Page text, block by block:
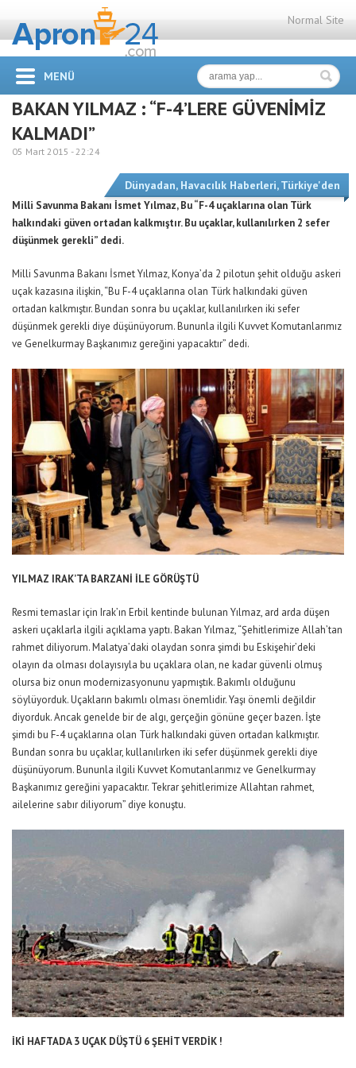
Normal Site
MENÜ
BAKAN YILMAZ : “F-4’LERE GÜVENİMİZ
KALMADI”
05 Mart 2015 -22:24
Dünyadan, Havacılık Haberleri,Türkiye'den
Milli Savunma Bakanı İsmet Yılmaz, Bu “F-4 uçaklarına olan Türk
halkındaki güven ortadan kalkmıştır. Bu uçaklar, kullanılırken 2 sefer
düşünmek gerekli” dedi.
Milli Savunma Bakanı İsmet Yılmaz, Konya’da 2 pilotun şehit olduğu askeri
uçak kazasına ilişkin, “Bu F-4 uçaklarına olan Türk halkındaki güven
ortadan kalkmıştır. Bundan sonra bu uçaklar, kullanılırken iki sefer
düşünmek gerekli diye düşünüyorum. Bununla ilgili Kuvvet Komutanlarımız
ve Genelkurmay Başkanımız gereğini yapacaktır” dedi.
YILMAZ IRAK’TA BARZANİ İLE GÖRÜŞTÜ
Resmi temaslar için Irak’ın Erbil kentinde bulunan Yılmaz, ard arda düşen
askeri uçaklarla ilgili açıklama yaptı. Bakan Yılmaz, “Şehitlerimize Allah’tan
rahmet diliyorum. Malatya’daki olaydan sonra şimdi bu Eskişehir’deki
olayın da olması dolayısıyla bu uçaklara olan, ne kadar güvenli olmuş
olursa biz onun modernizasyonunu yapmıştık. Bakımlı olduğunu
söylüyorduk. Uçakların bakımlı olması önemlidir. Yaşı önemli değildir
diyorduk. Ancak genelde bir de algı, gerçeğin gönüne geçer bazen. İşte
şimdi bu F-4 uçaklarına olan Türk halkındaki güven ortadan kalkmıştır.
Bundan sonra bu uçaklar, kullanılırken iki sefer düşünmek gerekli diye
düşünüyorum. Bununla ilgili Kuvvet Komutanlarımız ve Genelkurmay
Başkanımız gereğini yapacaktır. Tekrar şehitlerimize Allahtan rahmet,
ailelerine sabır diliyorum” diye konuştu.
İKİ HAFTADA 3 UÇAK DÜŞTÜ 6 ŞEHİT VERDİK !